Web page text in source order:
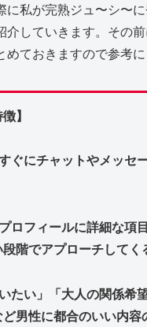
に私が完熟ジュ〜シ〜
介していきます。その前
めておきますので参考に
】
ぐにチャットやメッセ
ロフィールに詳細な項
階でアプローチしてく
たい」「大人の関係希
男性に都合のいい内容